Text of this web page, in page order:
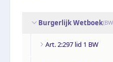
Burgerlijk Wetboek(BW
Art. 2:297 lid 1 BW